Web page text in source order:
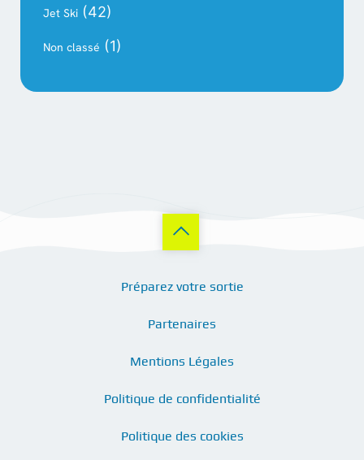
Jet Ski (42)
Non classé (1)
Préparez votre sortie
Partenaires
Mentions Légales
Politique de confidentialité
Politique des cookies